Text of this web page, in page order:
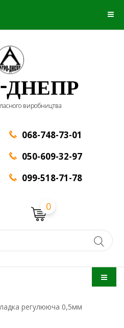
ДНЕПР
виробництва
068-748-73-01
050-609-32-97
099-518-71-78
0
регулююча 0,5мм